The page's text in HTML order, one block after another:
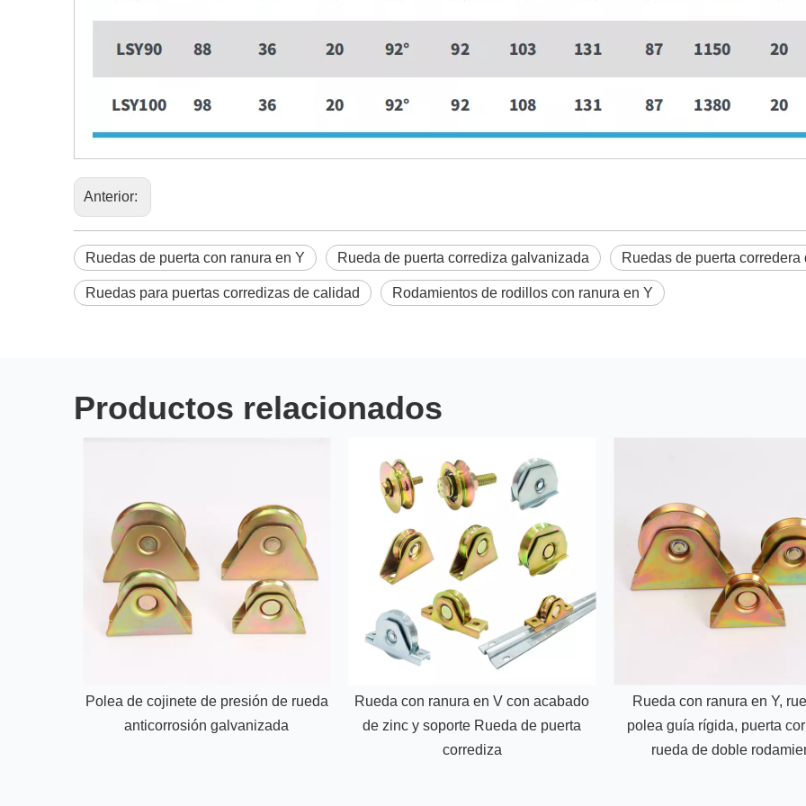
Anterior:
Ruedas de puerta con ranura en Y Rueda de puerta corrediza galvanizada Ruedas de puerta corredera
Ruedas para puertas corredizas de calidad Rodamientos de rodillos con ranura en Y
Productos relacionados
Polea de cojinete de presión de rueda
anticorrosión galvanizada
Rueda con ranura en V con acabado
de zinc y soporte Rueda de puerta
corrediza
Rueda con ranura en Y,
polea guía rígida, puerta
rueda de doble